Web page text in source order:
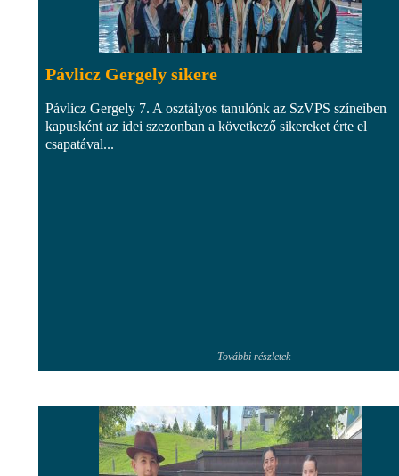
Pávlicz Gergely sikere
Pávlicz Gergely 7. A osztályos tanulónk az SzVPS színeiben
kapusként az idei szezonban a következő sikereket érte el
csapatával...
További részletek